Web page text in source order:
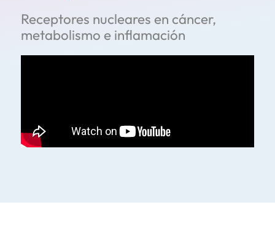
Receptores nucleares en cáncer,
metabolismo e inflamación